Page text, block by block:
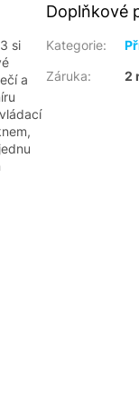
si
a
Doplňkové
Kategorie:
Záruka: 2